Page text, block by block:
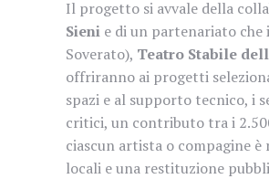
Il progetto si avvale della
Sieni e di un partenariato
Soverato), Teatro Stabile
offriranno ai progetti
spazi e al supporto tecnico, i
critici, un contributo tra i
ciascun artista o compagine
locali e una restituzione